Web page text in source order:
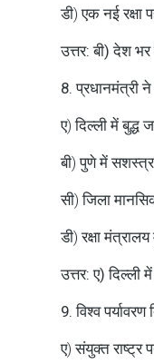
डी) एक नई
उत्तर: बी) देश
8. प्रधानमंत्री
ए) दिल्ली में बुद्ध
बी) पुणे में
सी) जिला
डी) रक्षा
उत्तर: ए) दिल्ली
9. विश्व
ए) संयुक्त राष्ट्र